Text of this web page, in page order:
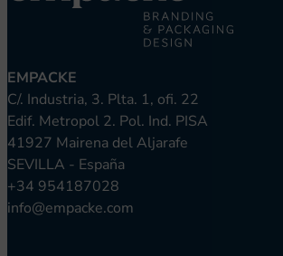
EMPACKE
C/. Industria, 3. Plta. 1, ofi. 22
Edif. Metropol 2. Pol. Ind. PISA
41927 Mairena del Aljarafe
SEVILLA - España
+34 954187028
info@empacke.com